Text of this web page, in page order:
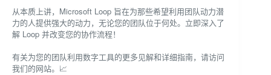
从本质上讲，Microsoft Loop 旨在为那些希望利用团队动力潜
力的人提供强大的动力，无论您的团队位于何处。立即深入了
解 Loop 并改变您的协作流程！
有关为您的团队利用数字工具的更多见解和详细指南，请访问
我们的网站。📈